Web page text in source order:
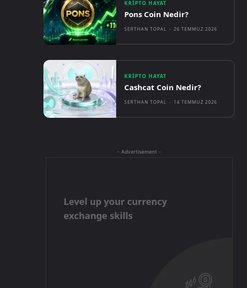
KRIPTO HAYAT
Pons Coin Nedir?
SERTHAN TOPAL - 26 TEMMUZ 2026
KRIPTO HAYAT
Cashcat Coin Nedir?
SERTHAN TOPAL - 14 TEMMUZ 2026
- Advertisement -